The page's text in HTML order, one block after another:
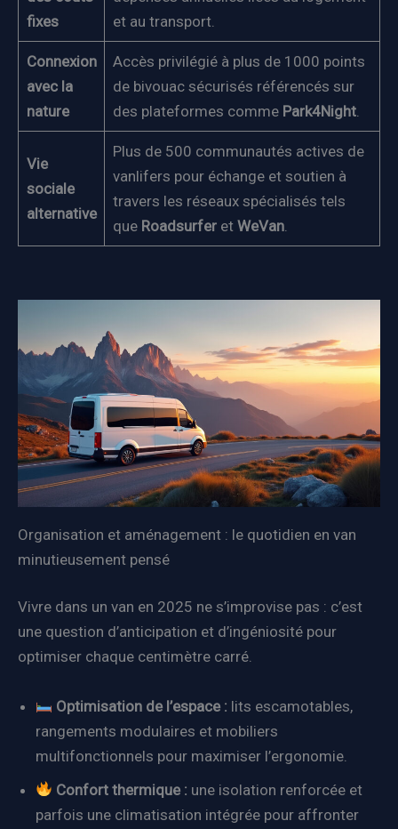
fixes
et au transport.
Connexion
avec la
nature
Accès privilégié à plus de 1000 points
de bivouac sécurisés référencés sur
des plateformes comme Park4Night.
Vie
sociale
alternative
Plus de 500 communautés actives de
vanlifers pour échange et soutien à
travers les réseaux spécialisés tels
que Roadsurferet WeVan.
Organisation et aménagement : le quotidien en van
minutieusement pensé
Vivre dans un van en 2025 ne s’improvise pas : c’est
une question d’anticipation et d’ingéniosité pour
optimiser chaque centimètre carré.
Optimisation de l’espace : lits escamotables,
rangements modulaires et mobiliers
multifonctionnels pour maximiser l’ergonomie.
Confort thermique : une isolation renforcée et
parfois une climatisation intégrée pour affronter